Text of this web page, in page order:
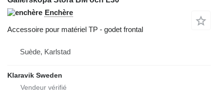
Enchère
Accessoire pour matériel TP - godet frontal
Suède, Karlstad
Klaravik Sweden